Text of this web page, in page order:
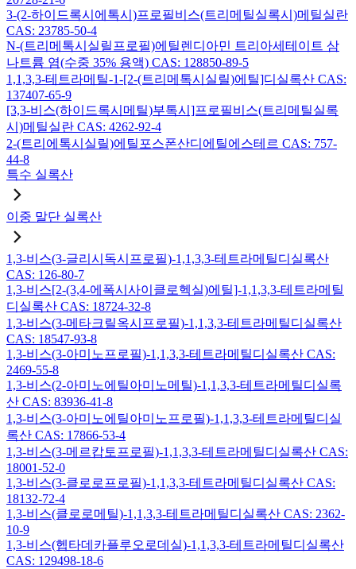
3-(2-하이드록시에톡시)프로필비스(트리메틸실록시)메틸실란
CAS: 23785-50-4
N-(트리메톡시실릴프로필)에틸렌디아민 트리아세테이트 삼
나트륨 염(수중 35% 용액) CAS: 128850-89-5
1,1,3,3-테트라메틸-1-[2-(트리메톡시실릴)에틸]디실록산 CAS:
137407-65-9
[3,3-비스(하이드록시메틸)부톡시]프로필비스(트리메틸실록
시)메틸실란 CAS: 4262-92-4
2-(트리에톡시실릴)에틸포스폰산디에틸에스테르 CAS: 757-
44-8
특수 실록산
이중 말단 실록산
1,3-비스(3-글리시독시프로필)-1,1,3,3-테트라메틸디실록산
CAS: 126-80-7
1,3-비스[2-(3,4-에폭시사이클로헥실)에틸]-1,1,3,3-테트라메틸
디실록산 CAS: 18724-32-8
1,3-비스(3-메타크릴옥시프로필)-1,1,3,3-테트라메틸디실록산
CAS: 18547-93-8
1,3-비스(3-아미노프로필)-1,1,3,3-테트라메틸디실록산 CAS:
2469-55-8
1,3-비스(2-아미노에틸아미노메틸)-1,1,3,3-테트라메틸디실록
산 CAS: 83936-41-8
1,3-비스(3-아미노에틸아미노프로필)-1,1,3,3-테트라메틸디실
록산 CAS: 17866-53-4
1,3-비스(3-메르캅토프로필)-1,1,3,3-테트라메틸디실록산 CAS:
18001-52-0
1,3-비스(3-클로로프로필)-1,1,3,3-테트라메틸디실록산 CAS:
18132-72-4
1,3-비스(클로로메틸)-1,1,3,3-테트라메틸디실록산 CAS: 2362-
10-9
1,3-비스(헵타데카플루오로데실)-1,1,3,3-테트라메틸디실록산
CAS: 129498-18-6